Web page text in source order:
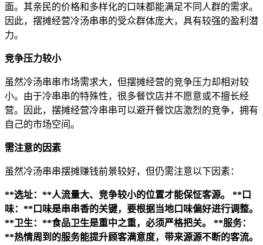
面。其亲民的价格和多样化的口味都能满足不同人群的需求。
因此，摆摊经营冷汤串串的受众群体庞大，具有较强的盈利潜
力。
竞争压力较小
虽然冷汤串串市场需求大，但摆摊经营的竞争压力却相对较
小。由于冷串串的特殊性，很多餐饮店并不愿意或不擅长经
营。因此，摆摊经营冷串串可以避开餐饮店激烈的竞争，拥有
自己的市场空间。
需注意的因素
虽然冷汤串串摆摊赚钱前景较好，但仍需注意以下因素：
**选址：**人流量大、竞争较小的位置才能保怔客源。
**口
味：**口味是串串香的关键，要根据当地口味偏好进行调整。
**卫生：**食品卫生是重中之重，必须严格把关。
**服务：
**热情周到的服务能提升顾客满意度，带来源源不断的客流。